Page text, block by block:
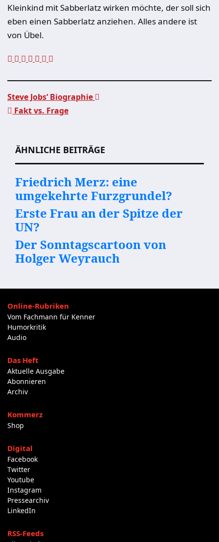
Kleinkind mit Sabberlatz wirken möchte, der soll sich
eben einen Sabberlatz anziehen. Alles andere ist
von Übel.
Steve Jobs‘ Biographie
Fakt vs. Frage
ÄHNLICHE BEITRÄGE
Friedrich Merz: eine
umgekehrte Furzgrundel?
Erste Frau an der Spitze der
UN?
Der Sonntagscartoon von
Holger Weyrauch
Online-Rubriken
Vom Fachmann für Kenner
Humorkritik
Audio
Das Heft
Aktuelle Ausgabe
Abonnieren
Archiv
Kommerz
Shop
Digital
Facebook
Twitter
Youtube
Instagram
Pressearchiv
LinkedIn
RSS-Feeds